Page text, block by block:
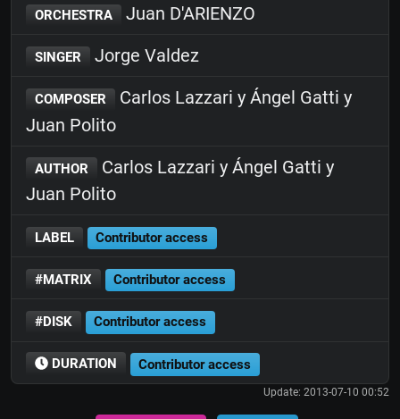
ORCHESTRA Juan D'ARIENZO
SINGER Jorge Valdez
COMPOSER
Carlos Lazzari y Ángel Gatti y
Juan Polito
AUTHOR
Carlos Lazzari y Ángel Gatti y
Juan Polito
LABEL Contributor access
#MATRIX Contributor access
#DISK Contributor access
DURATION Contributor access
Update: 2013-07-10 00:52